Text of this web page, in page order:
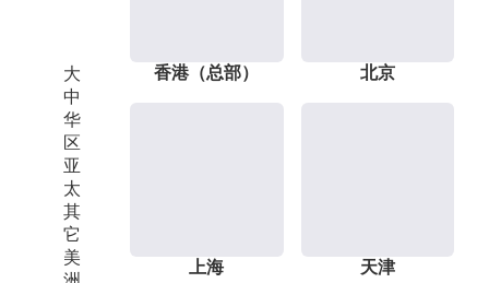
大
中
华
区
亚
太
其
它
美
香港（总部） 北京
上海 天津